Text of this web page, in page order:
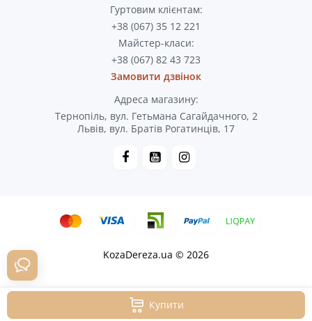
Купити
Гуртовим клієнтам:
+38 (067) 35 12 221
Майстер-класи:
+38 (067) 82 43 723
Замовити дзвінок
Адреса магазину:
Тернопіль, вул. Гетьмана Сагайдачного, 2
Львів, вул. Братів Рогатинців, 17
KozaDereza.ua © 2026